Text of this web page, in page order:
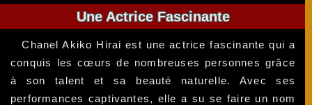
Une Actrice Fascinante
Chanel Akiko Hirai est une actrice fascinante qui a
conquis les cœurs de nombreuses personnes grâce
à son talent et sa beauté naturelle. Avec ses
performances captivantes, elle a su se faire un nom